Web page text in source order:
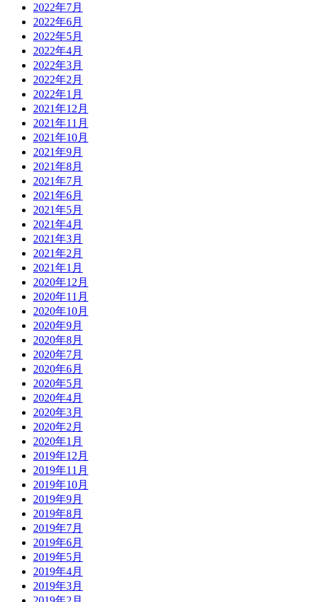
2022年7月
2022年6月
2022年5月
2022年4月
2022年3月
2022年2月
2022年1月
2021年12月
2021年11月
2021年10月
2021年9月
2021年8月
2021年7月
2021年6月
2021年5月
2021年4月
2021年3月
2021年2月
2021年1月
2020年12月
2020年11月
2020年10月
2020年9月
2020年8月
2020年7月
2020年6月
2020年5月
2020年4月
2020年3月
2020年2月
2020年1月
2019年12月
2019年11月
2019年10月
2019年9月
2019年8月
2019年7月
2019年6月
2019年5月
2019年4月
2019年3月